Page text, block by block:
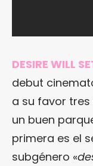
DESIRE WILL
debut
a su favor
un buen
primera es el
subgénero «